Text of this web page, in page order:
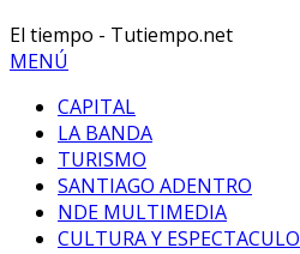
El tiempo - Tutiempo.net
MENÚ
CAPITAL
LA BANDA
TURISMO
SANTIAGO ADENTRO
NDE MULTIMEDIA
CULTURA Y ESPECTACULO